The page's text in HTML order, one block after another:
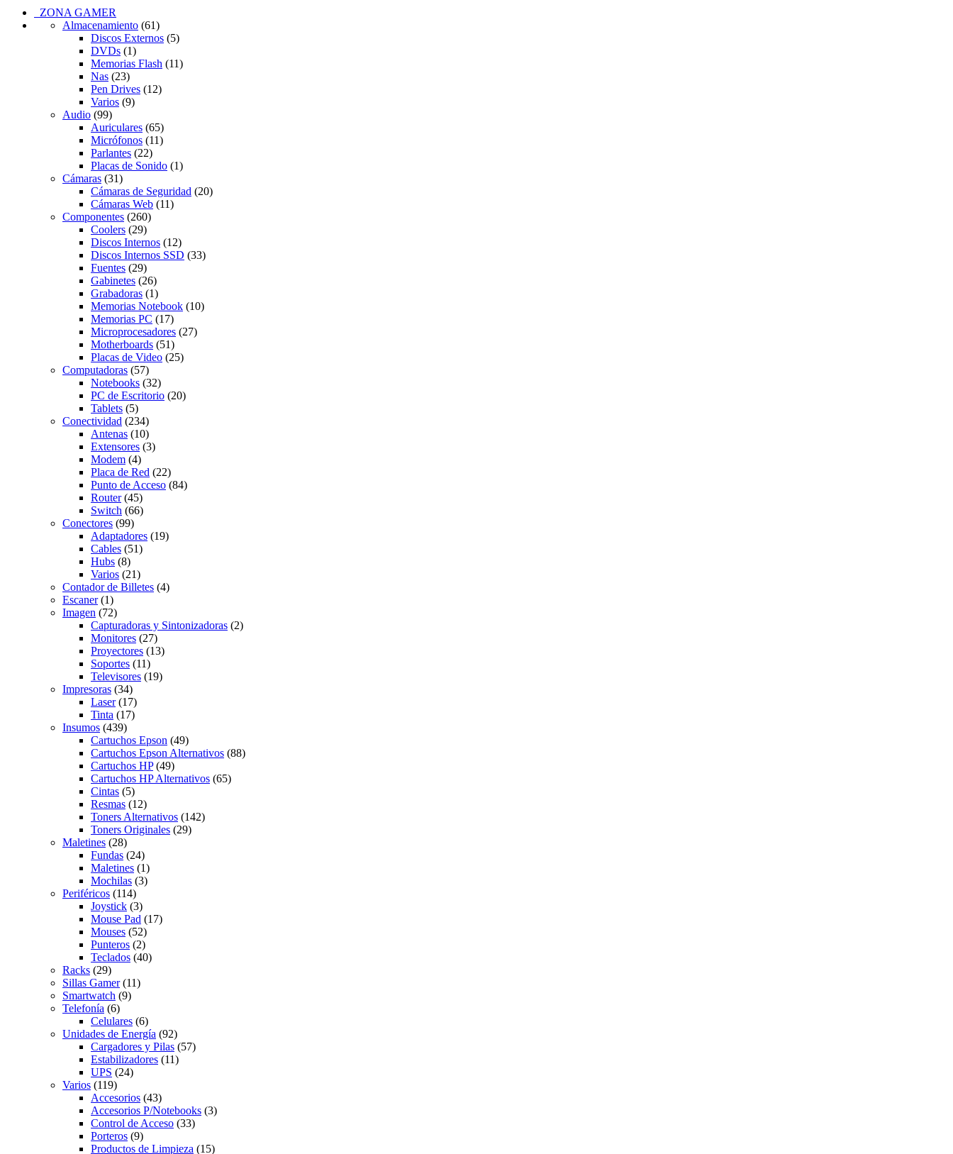
ZONA GAMER
Almacenamiento (61)
Discos Externos (5)
DVDs (1)
Memorias Flash (11)
Nas (23)
Pen Drives (12)
Varios (9)
Audio (99)
Auriculares (65)
Micrófonos (11)
Parlantes (22)
Placas de Sonido (1)
Cámaras (31)
Cámaras de Seguridad (20)
Cámaras Web (11)
Componentes (260)
Coolers (29)
Discos Internos (12)
Discos Internos SSD (33)
Fuentes (29)
Gabinetes (26)
Grabadoras (1)
Memorias Notebook (10)
Memorias PC (17)
Microprocesadores (27)
Motherboards (51)
Placas de Video (25)
Computadoras (57)
Notebooks (32)
PC de Escritorio (20)
Tablets (5)
Conectividad (234)
Antenas (10)
Extensores (3)
Modem (4)
Placa de Red (22)
Punto de Acceso (84)
Router (45)
Switch (66)
Conectores (99)
Adaptadores (19)
Cables (51)
Hubs (8)
Varios (21)
Contador de Billetes (4)
Escaner (1)
Imagen (72)
Capturadoras y Sintonizadoras (2)
Monitores (27)
Proyectores (13)
Soportes (11)
Televisores (19)
Impresoras (34)
Laser (17)
Tinta (17)
Insumos (439)
Cartuchos Epson (49)
Cartuchos Epson Alternativos (88)
Cartuchos HP (49)
Cartuchos HP Alternativos (65)
Cintas (5)
Resmas (12)
Toners Alternativos (142)
Toners Originales (29)
Maletines (28)
Fundas (24)
Maletines (1)
Mochilas (3)
Periféricos (114)
Joystick (3)
Mouse Pad (17)
Mouses (52)
Punteros (2)
Teclados (40)
Racks (29)
Sillas Gamer (11)
Smartwatch (9)
Telefonía (6)
Celulares (6)
Unidades de Energía (92)
Cargadores y Pilas (57)
Estabilizadores (11)
UPS (24)
Varios (119)
Accesorios (43)
Accesorios P/Notebooks (3)
Control de Acceso (33)
Porteros (9)
Productos de Limpieza (15)